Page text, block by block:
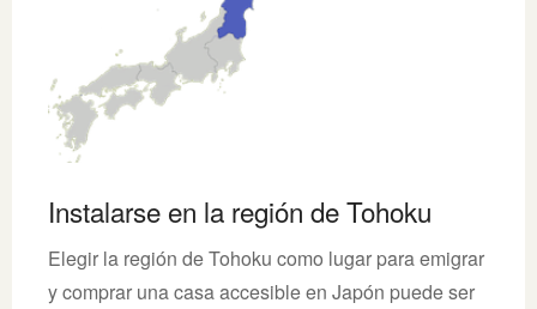
Instalarse en la región de Tohoku
Elegir la región de Tohoku como lugar para emigrar
y comprar una casa accesible en Japón puede ser